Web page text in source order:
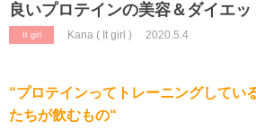
良いプロテインの美容＆ダイエ
It girl Kana ( It girl ) 2020.5.4
“プロテインってトレーニングしてい
たちが飲むもの“